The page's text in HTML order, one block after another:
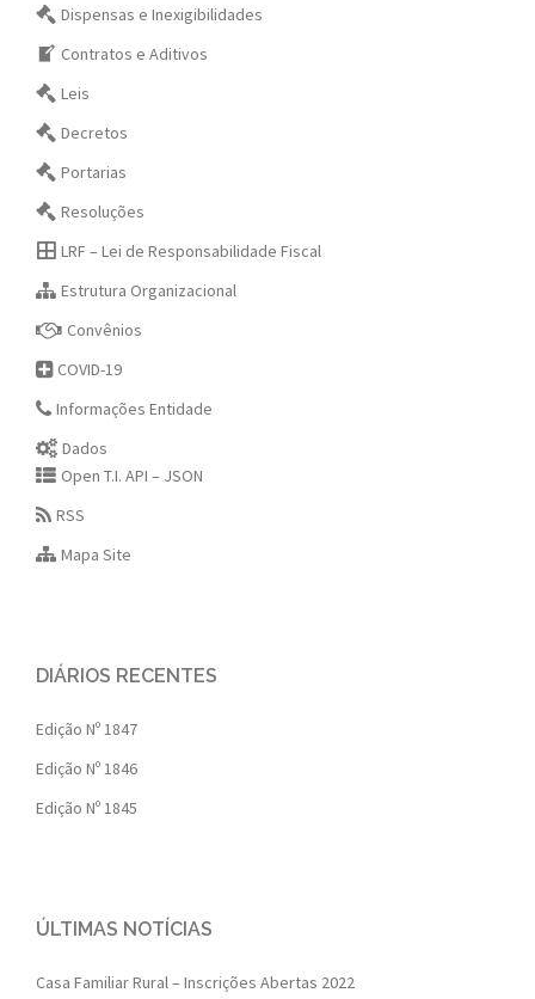
Dispensas e Inexigibilidades
Contratos e Aditivos
Leis
Decretos
Portarias
Resoluções
LRF – Lei de Responsabilidade Fiscal
Estrutura Organizacional
Convênios
COVID-19
Informações Entidade
Dados
Open T.I. API – JSON
RSS
Mapa Site
DIÁRIOS RECENTES
Edição Nº 1847
Edição Nº 1846
Edição Nº 1845
ÚLTIMAS NOTÍCIAS
Casa Familiar Rural – Inscrições Abertas 2022